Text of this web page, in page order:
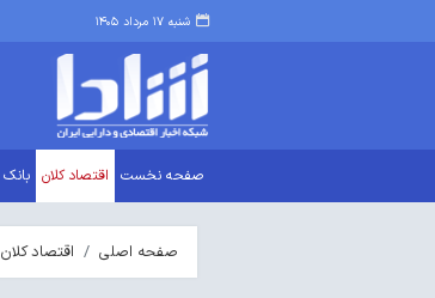
شنبه ۱۷ مرداد ۱۴۰۵
صفحه نخست اقتصاد کلان بانک
صفحه اصلی اقتصاد کلان